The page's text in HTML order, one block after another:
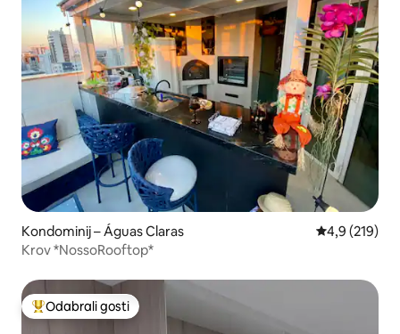
Kondominij – Águas Claras Prosječna
4,9 (219)
Krov *NossoRooftop*
Među najviše rangiranima s oznakom „Odabrali gosti”
Odabrali gosti